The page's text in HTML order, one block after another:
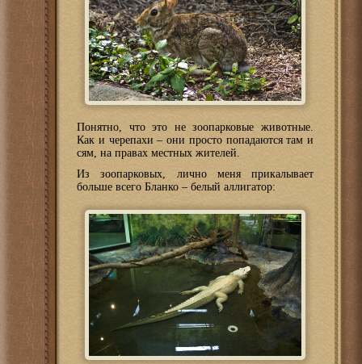
Понятно, что это не зоопарковые животные.
Как и черепахи – они просто попадаются там и
сям, на правах местных жителей.
Из зоопарковых, лично меня прикалывает
больше всего Бланко – белый аллигатор: